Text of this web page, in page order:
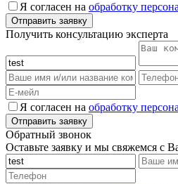
Я согласен на обработку
Получить консультацию эксперта
Я согласен на обработку
Обратный звонок
Оставьте заявку и мы свяжемся с